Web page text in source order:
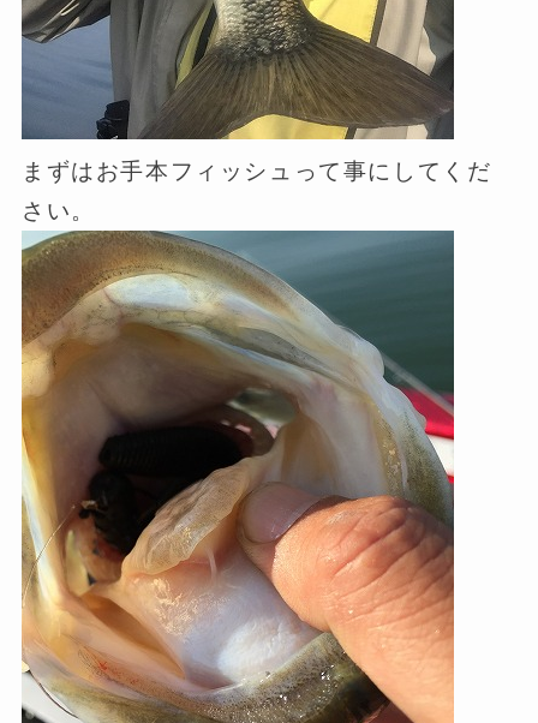
まずはお手本フィッシュって事にしてくだ
さい。